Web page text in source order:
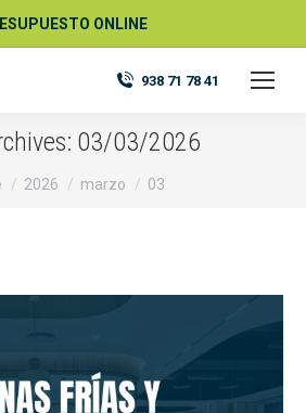
ONLINE
938 71 78 41
03/03/2026
here:
2026 marzo 03